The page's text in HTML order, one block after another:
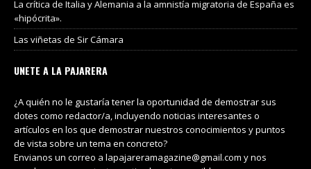
La crítica de Italia y Alemania a la amnistía migratoria de España es
«hipócrita».
Las viñetas de Sir Cámara
UNETE A LA PAJARERA
¿A quién no le gustaría tener la oportunidad de demostrar sus
dotes como redactor/a, incluyendo noticias interesantes o
artículos en los que demostrar nuestros conocimientos y puntos
de vista sobre un tema en concreto?
Envianos un correo a lapajareramagazine@gmail.com y nos